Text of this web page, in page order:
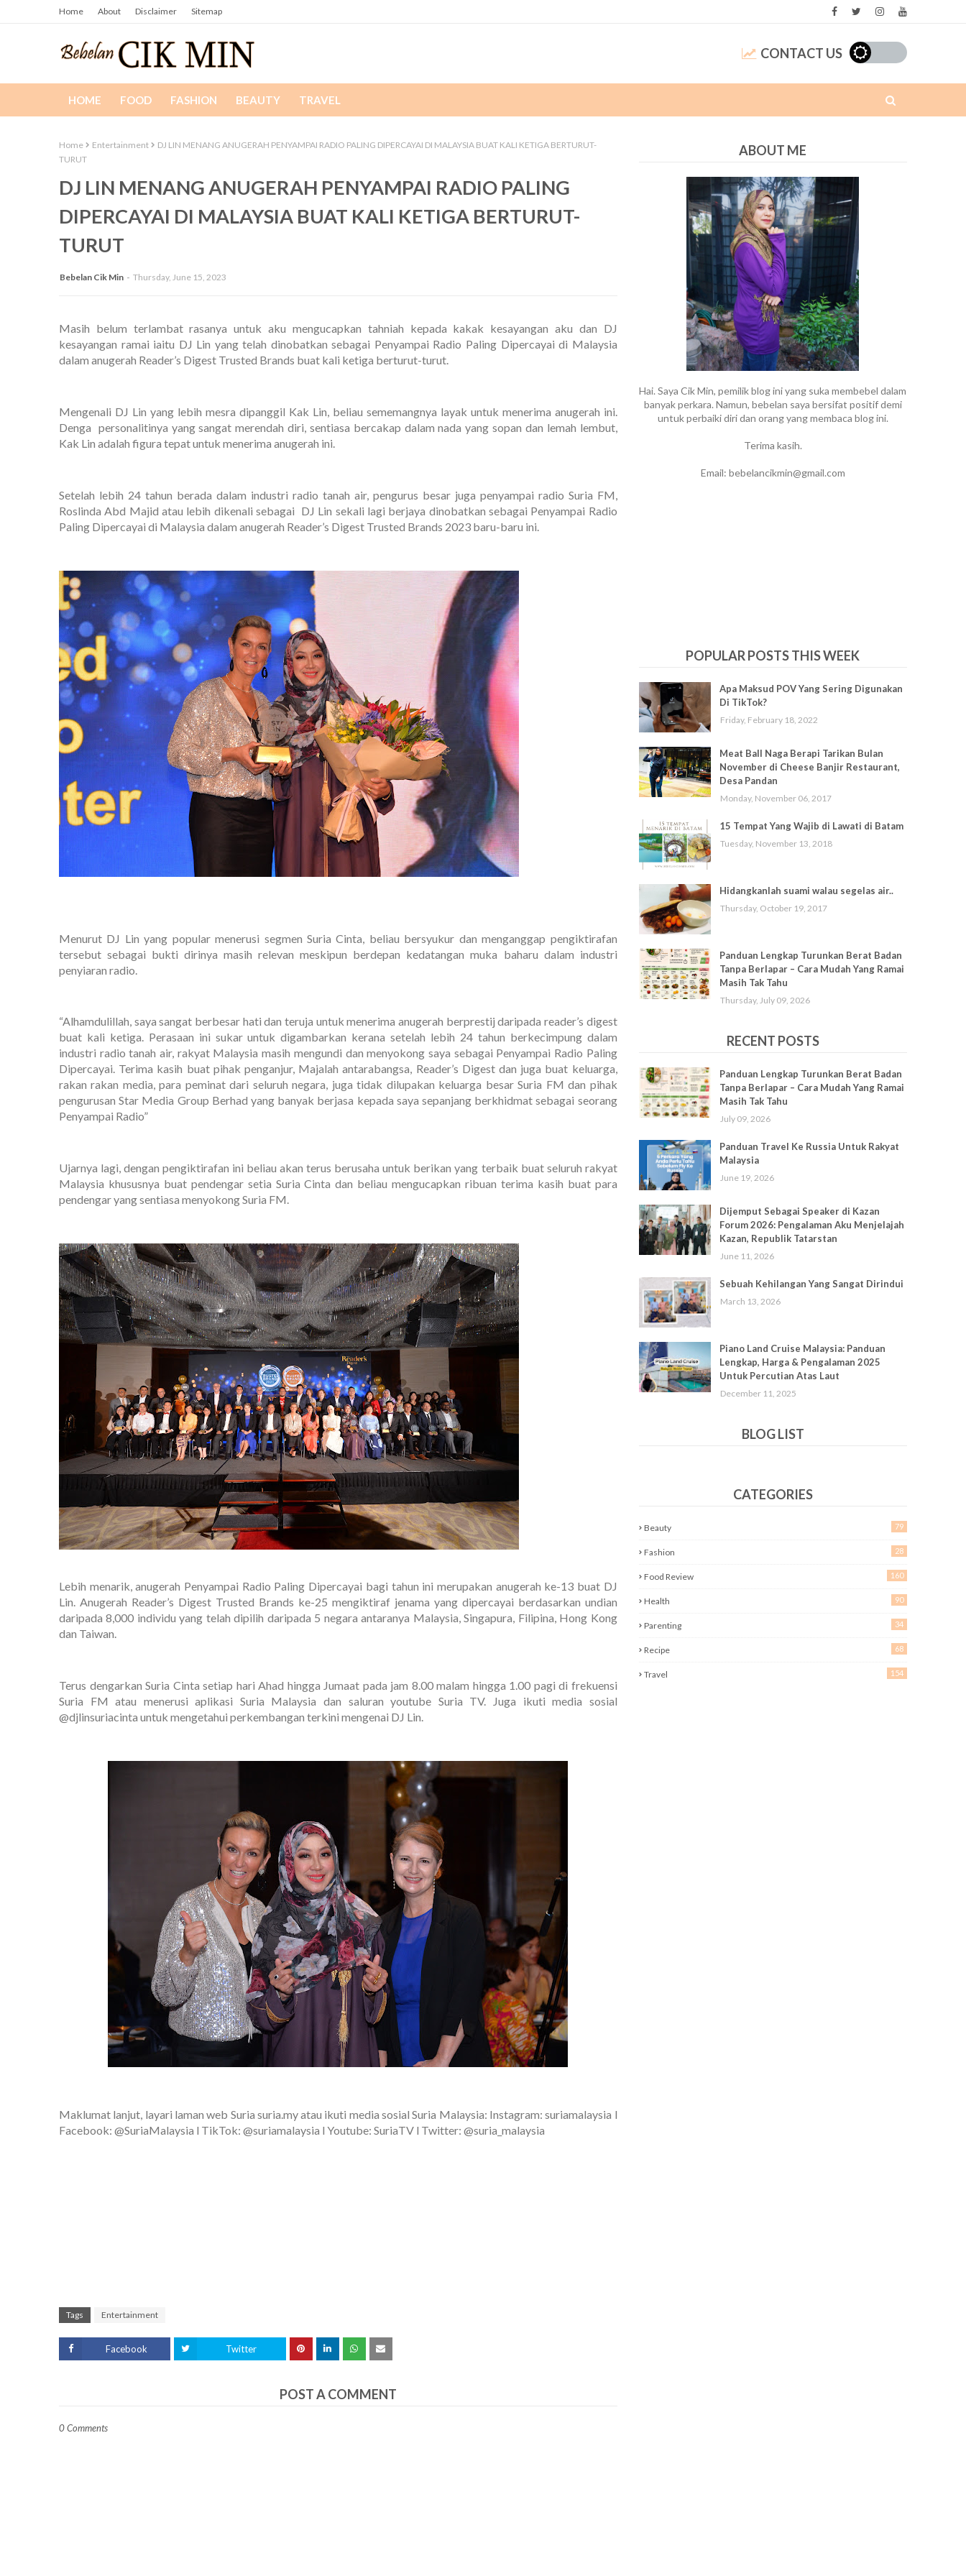
Home About Disclaimer Sitemap
CONTACT US
HOME FOOD FASHION BEAUTY TRAVEL
Home Entertainment
DJ LIN MENANG ANUGERAH PENYAMPAI RADIO PALING DIPERCAYAI DI MALAYSIA BUAT KALI KETIGA BERTURUT-
TURUT
DJ LIN MENANG ANUGERAH PENYAMPAI RADIO PALING
DIPERCAYAI DI MALAYSIA BUAT KALI KETIGA BERTURUT-
TURUT
Bebelan Cik Min Thursday, June 15, 2023
Masih belum terlambat rasanya untuk aku mengucapkan tahniah kepada kakak kesayangan aku dan DJ
kesayangan ramai iaitu DJ Lin yang telah dinobatkan sebagai Penyampai Radio Paling Dipercayai di Malaysia
dalam anugerah Reader’s Digest Trusted Brands buat kali ketiga berturut-turut.
Mengenali DJ Lin yang lebih mesra dipanggil Kak Lin, beliau sememangnya layak untuk menerima anugerah ini.
Denga personalitinya yang sangat merendah diri, sentiasa bercakap dalam nada yang sopan dan lemah lembut,
Kak Lin adalah figura tepat untuk menerima anugerah ini.
Setelah lebih 24 tahun berada dalam industri radio tanah air, pengurus besar juga penyampai radio Suria FM,
Roslinda Abd Majid atau lebih dikenali sebagai DJ Lin sekali lagi berjaya dinobatkan sebagai Penyampai Radio
Paling Dipercayai di Malaysia dalam anugerah Reader’s Digest Trusted Brands 2023 baru-baru ini.
Menurut DJ Lin yang popular menerusi segmen Suria Cinta, beliau bersyukur dan menganggap pengiktirafan
tersebut sebagai bukti dirinya masih relevan meskipun berdepan kedatangan muka baharu dalam industri
penyiaran radio.
“Alhamdulillah, saya sangat berbesar hati dan teruja untuk menerima anugerah berprestij daripada reader’s digest
buat kali ketiga. Perasaan ini sukar untuk digambarkan kerana setelah lebih 24 tahun berkecimpung dalam
industri radio tanah air, rakyat Malaysia masih mengundi dan menyokong saya sebagai Penyampai Radio Paling
Dipercayai. Terima kasih buat pihak penganjur, Majalah antarabangsa, Reader’s Digest dan juga buat keluarga,
rakan rakan media, para peminat dari seluruh negara, juga tidak dilupakan keluarga besar Suria FM dan pihak
pengurusan Star Media Group Berhad yang banyak berjasa kepada saya sepanjang berkhidmat sebagai seorang
Penyampai Radio”
Ujarnya lagi, dengan pengiktirafan ini beliau akan terus berusaha untuk berikan yang terbaik buat seluruh rakyat
Malaysia khususnya buat pendengar setia Suria Cinta dan beliau mengucapkan ribuan terima kasih buat para
pendengar yang sentiasa menyokong Suria FM.
Lebih menarik, anugerah Penyampai Radio Paling Dipercayai bagi tahun ini merupakan anugerah ke-13 buat DJ
Lin. Anugerah Reader’s Digest Trusted Brands ke-25 mengiktiraf jenama yang dipercayai berdasarkan undian
daripada 8,000 individu yang telah dipilih daripada 5 negara antaranya Malaysia, Singapura, Filipina, Hong Kong
dan Taiwan.
Terus dengarkan Suria Cinta setiap hari Ahad hingga Jumaat pada jam 8.00 malam hingga 1.00 pagi di frekuensi
Suria FM atau menerusi aplikasi Suria Malaysia dan saluran youtube Suria TV. Juga ikuti media sosial
@djlinsuriacinta untuk mengetahui perkembangan terkini mengenai DJ Lin.
Maklumat lanjut, layari laman web Suria suria.my atau ikuti media sosial Suria Malaysia: Instagram: suriamalaysia l
Facebook: @SuriaMalaysia l TikTok: @suriamalaysia l Youtube: SuriaTV l Twitter: @suria_malaysia
Tags Entertainment
Facebook Twitter
POST A COMMENT
0 Comments
ABOUT ME
Hai. Saya Cik Min, pemilik blog ini yang suka membebel dalam
banyak perkara. Namun, bebelan saya bersifat positif demi
untuk perbaiki diri dan orang yang membaca blog ini.
Terima kasih.
Email: bebelancikmin@gmail.com
POPULAR POSTS THIS WEEK
Apa Maksud POV Yang Sering Digunakan
Di TikTok?
Friday, February 18, 2022
Meat Ball Naga Berapi Tarikan Bulan
November di Cheese Banjir Restaurant,
Desa Pandan
Monday, November 06, 2017
15 Tempat Yang Wajib di Lawati di Batam
Tuesday, November 13, 2018
Hidangkanlah suami walau segelas air..
Thursday, October 19, 2017
Panduan Lengkap Turunkan Berat Badan
Tanpa Berlapar – Cara Mudah Yang Ramai
Masih Tak Tahu
Thursday, July 09, 2026
RECENT POSTS
Panduan Lengkap Turunkan Berat Badan
Tanpa Berlapar – Cara Mudah Yang Ramai
Masih Tak Tahu
July 09, 2026
Panduan Travel Ke Russia Untuk Rakyat
Malaysia
June 19, 2026
Dijemput Sebagai Speaker di Kazan
Forum 2026: Pengalaman Aku Menjelajah
Kazan, Republik Tatarstan
June 11, 2026
Sebuah Kehilangan Yang Sangat Dirindui
March 13, 2026
Piano Land Cruise Malaysia: Panduan
Lengkap, Harga & Pengalaman 2025
Untuk Percutian Atas Laut
December 11, 2025
BLOG LIST
CATEGORIES
Beauty 79
Fashion 28
Food Review 160
Health 90
Parenting 34
Recipe 68
Travel 154